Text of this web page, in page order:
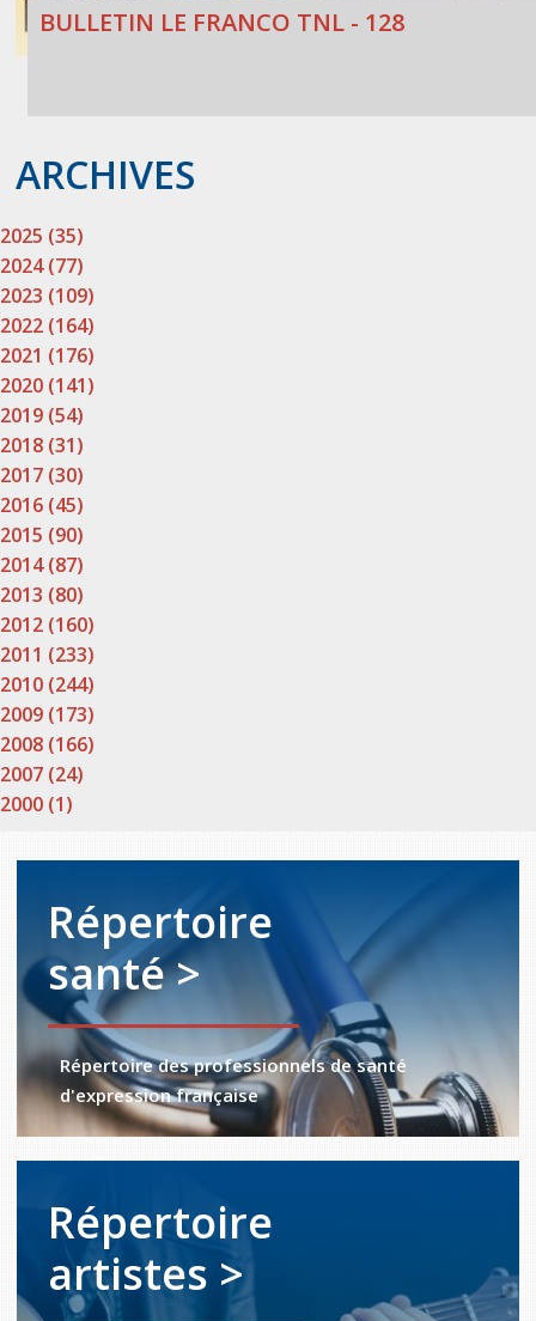
BULLETIN LE FRANCO TNL - 128
ARCHIVES
2025 (35)
2024 (77)
2023 (109)
2022 (164)
2021 (176)
2020 (141)
2019 (54)
2018 (31)
2017 (30)
2016 (45)
2015 (90)
2014 (87)
2013 (80)
2012 (160)
2011 (233)
2010 (244)
2009 (173)
2008 (166)
2007 (24)
2000 (1)
Répertoire
santé >
Répertoire des professionnels de santé
d'expression française
Répertoire
artistes >